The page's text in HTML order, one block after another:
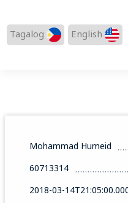
English
Tagalog
Mohammad Humeid
60713314
2018-03-